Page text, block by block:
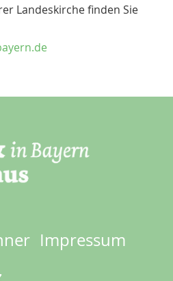
Landeskirche finden Sie
Impressum